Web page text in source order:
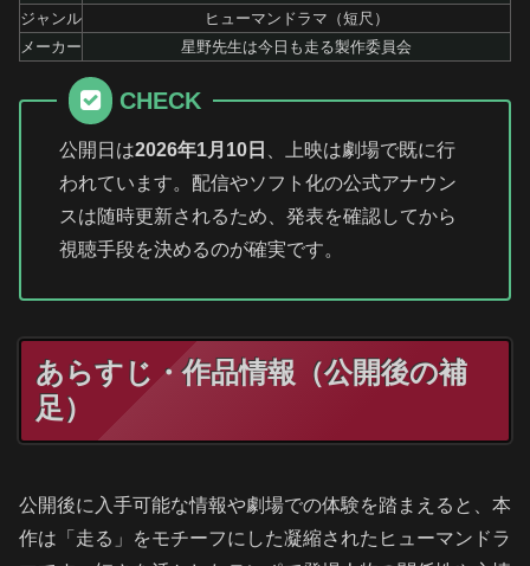
ジャンル
ヒューマンドラマ（短尺）
メーカー
星野先生は今日も走る製作委員会
CHECK
公開日は2026年1月10日
、上映は劇場で既に行
われています。配信やソフト化の公式アナウン
スは随時更新されるため、発表を確認してから
視聴手段を決めるのが確実です。
あらすじ・作品情報（公開後の補
足）
公開後に入手可能な情報や劇場での体験を踏まえると、本
作は「走る」をモチーフにした凝縮されたヒューマンドラ